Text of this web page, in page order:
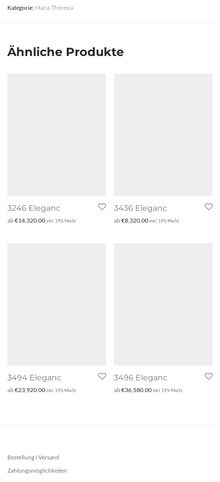
Kategorie: Maria Theresia
Ähnliche Produkte
3246 Eleganc
ab€14,320.00inkl. 19% MwSt.
3436 Eleganc
ab€8,320.00inkl. 19% MwSt.
3494 Eleganc
ab€23,920.00inkl. 19% MwSt.
3496 Eleganc
ab€36,580.00inkl. 19% MwSt.
Bestellung I Versand
Zahlungsmöglichkeiten